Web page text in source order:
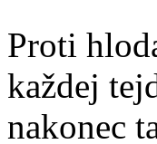
Proti
každej
nakonec